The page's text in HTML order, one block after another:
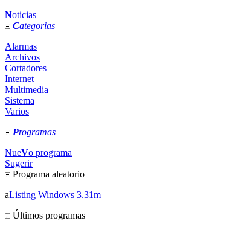
Noticias
Categorias
Alarmas
Archivos
Cortadores
Internet
Multimedia
Sistema
Varios
Programas
NueVo programa
Sugerir
Programa aleatorio
aListing Windows 3.31m
Últimos programas